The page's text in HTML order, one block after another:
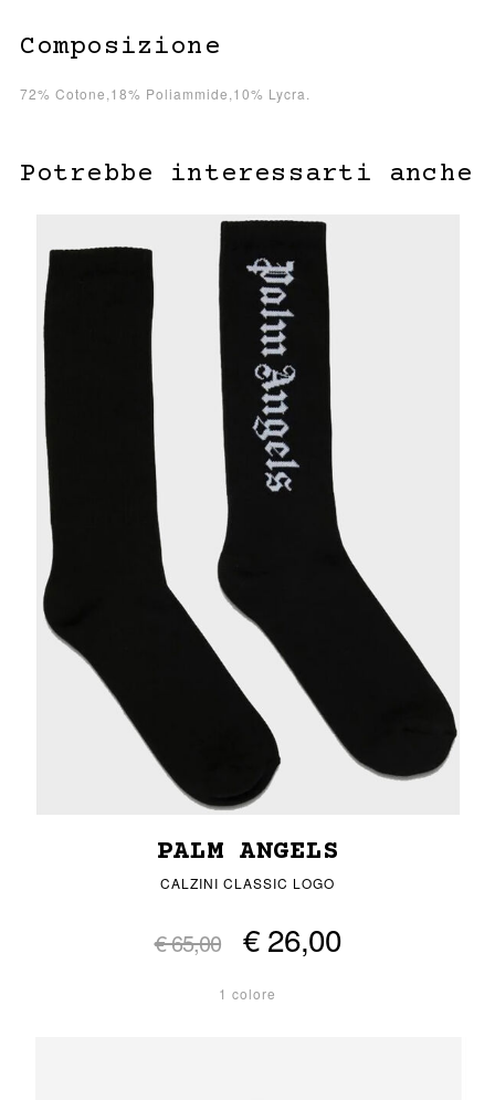
Composizione
72% Cotone,18% Poliammide,10% Lycra.
Potrebbe interessarti anche
PALM ANGELS
CALZINI CLASSIC LOGO
€ 65,00 € 26,00
1 colore